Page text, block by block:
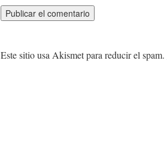
Este sitio usa Akismet para reducir el spam.